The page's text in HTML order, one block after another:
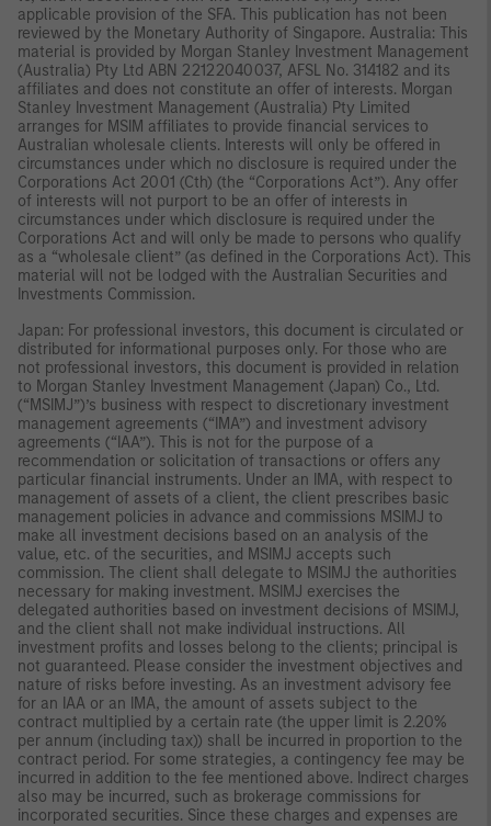
applicable provision of the SFA. This publication has not been
reviewed by the Monetary Authority of Singapore. Australia: This
material is provided by Morgan Stanley Investment Management
(Australia) Pty Ltd ABN 22122040037, AFSL No. 314182 and its
affiliates and does not constitute an offer of interests. Morgan
Stanley Investment Management (Australia) Pty Limited
arranges for MSIM affiliates to provide financial services to
Australian wholesale clients. Interests will only be offered in
circumstances under which no disclosure is required under the
Corporations Act 2001 (Cth) (the “Corporations Act”). Any offer
of interests will not purport to be an offer of interests in
circumstances under which disclosure is required under the
Corporations Act and will only be made to persons who qualify
as a “wholesale client” (as defined in the Corporations Act). This
material will not be lodged with the Australian Securities and
Investments Commission.
Japan: For professional investors, this document is circulated or
distributed for informational purposes only. For those who are
not professional investors, this document is provided in relation
to Morgan Stanley Investment Management (Japan) Co., Ltd.
(“MSIMJ”)’s business with respect to discretionary investment
management agreements (“IMA”) and investment advisory
agreements (“IAA”). This is not for the purpose of a
recommendation or solicitation of transactions or offers any
particular financial instruments. Under an IMA, with respect to
management of assets of a client, the client prescribes basic
management policies in advance and commissions MSIMJ to
make all investment decisions based on an analysis of the
value, etc. of the securities, and MSIMJ accepts such
commission. The client shall delegate to MSIMJ the authorities
necessary for making investment. MSIMJ exercises the
delegated authorities based on investment decisions of MSIMJ,
and the client shall not make individual instructions. All
investment profits and losses belong to the clients; principal is
not guaranteed. Please consider the investment objectives and
nature of risks before investing. As an investment advisory fee
for an IAA or an IMA, the amount of assets subject to the
contract multiplied by a certain rate (the upper limit is 2.20%
per annum (including tax)) shall be incurred in proportion to the
contract period. For some strategies, a contingency fee may be
incurred in addition to the fee mentioned above. Indirect charges
also may be incurred, such as brokerage commissions for
incorporated securities. Since these charges and expenses are